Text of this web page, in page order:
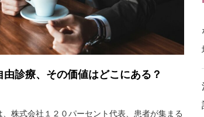
由診療、その価値はどこにある？
、株式会社１２０パーセント代表、患者が集まる